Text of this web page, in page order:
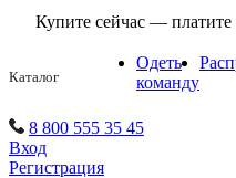
Купите сейчас —
Каталог
Одеть
команду
8 800 555 35 45
Вход
Регистрация